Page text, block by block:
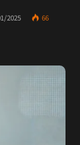
2025 66